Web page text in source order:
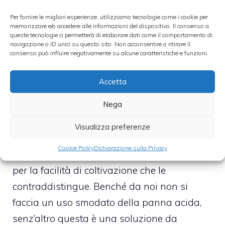
Per fornire le migliori esperienze, utilizziamo tecnologie come i cookie per
memorizzare e/o accedere alle informazioni del dispositivo. Il consenso a
queste tecnologie ci permetterà di elaborare dati come il comportamento di
navigazione o ID unici su questo sito. Non acconsentire o ritirare il
consenso può influire negativamente su alcune caratteristiche e funzioni.
Accetta
Nega
Visualizza preferenze
Cookie PolicyDichiarazione sulla Privacy
in superficie e cuoci in forno a 190° C
per 45 min.
Servi lo sformato caldo,
aneto tritato.
Conoscevate una versione più appetitosa di
Europa sono molto gettonate, forse anche
per la facilità di coltivazione che le
contraddistingue. Benché da noi non si
faccia un uso smodato della panna acida,
senz’altro questa è una soluzione da